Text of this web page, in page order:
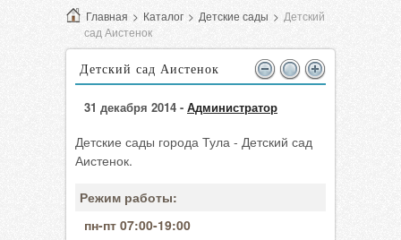
Главная > Каталог > Детские сады > Детский
сад Аистенок
Детский сад Аистенок
31 декабря 2014 - Администратор
Детские сады города Тула - Детский сад
Аистенок.
Режим работы:
пн-пт 07:00-19:00